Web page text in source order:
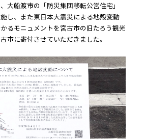
大船渡市の「防災集団移転公営住宅」
し、また東日本大震災による地殻変動
るモニュメントを宮古市の旧たろう観光
市に寄付させていただきました。